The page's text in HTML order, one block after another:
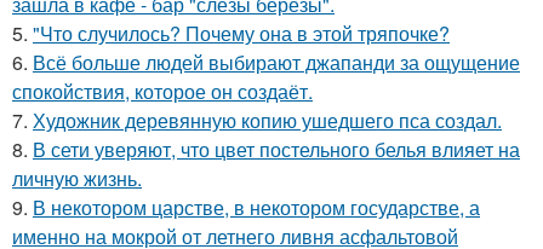
5. "Что случилось? Почему она в этой тряпочке?
6. Всё больше людей выбирают джапанди за ощущение
спокойствия, которое он создаёт.
7. Художник деревянную копию ушедшего пса создал.
8. В сети уверяют, что цвет постельного белья влияет на
личную жизнь.
9. В некотором царстве, в некотором государстве, а
именно на мокрой от летнего ливня асфальтовой